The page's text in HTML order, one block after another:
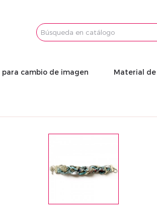
Email
cambio de imagen Material